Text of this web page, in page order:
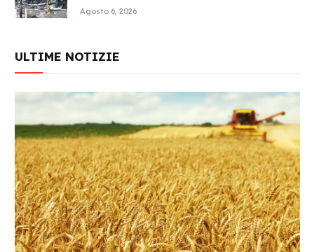
Agosto 6, 2026
ULTIME NOTIZIE